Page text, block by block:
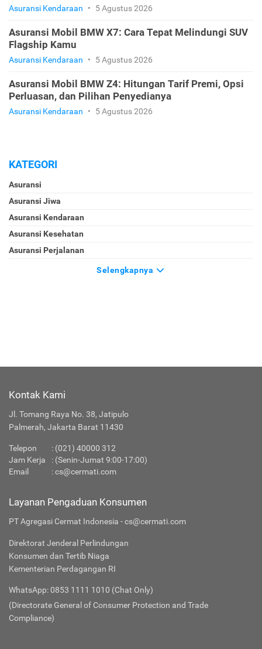
Asuransi Kendaraan • 5 Agustus 2026
Asuransi Mobil BMW X7: Cara Tepat Melindungi SUV
Flagship Kamu
Asuransi Kendaraan • 5 Agustus 2026
Asuransi Mobil BMW Z4: Hitungan Tarif Premi, Opsi
Perluasan, dan Pilihan Penyedianya
Asuransi Kendaraan • 5 Agustus 2026
KATEGORI
Asuransi
Asuransi Jiwa
Asuransi Kendaraan
Asuransi Kesehatan
Asuransi Perjalanan
Selengkapnya
Kontak Kami
Jl. Tomang Raya No. 38, Jatipulo
Palmerah, Jakarta Barat 11430
Telepon : (021) 40000 312
Jam Kerja
: (Senin-Jumat 9:00-17:00)
Email
:cs@cermati.com
Layanan Pengaduan Konsumen
PT Agregasi Cermat Indonesia - cs@cermati.com
Direktorat Jenderal Perlindungan
Konsumen dan Tertib Niaga
Kementerian Perdagangan RI
WhatsApp: 0853 1111 1010 (Chat Only)
(Directorate General of Consumer Protection and Trade
Compliance)